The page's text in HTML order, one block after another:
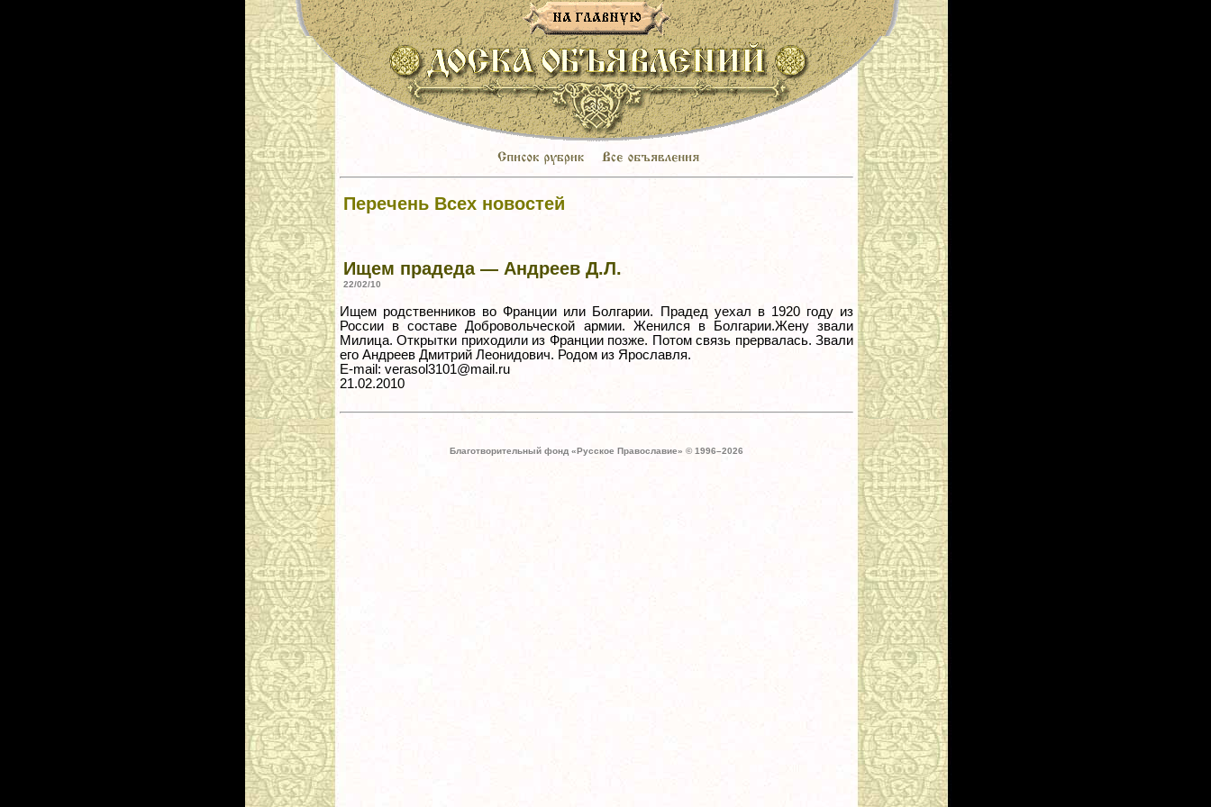
Перечень Всех новостей
Ищем прадеда — Андреев Д.Л.
22/02/10
Ищем родственников во Франции или Болгарии. Прадед уехал в 1920 году из
России в составе Добровольческой армии. Женился в Болгарии.Жену звали
Милица. Открытки приходили из Франции позже. Потом связь прервалась. Звали
его Андреев Дмитрий Леонидович. Родом из Ярославля.
E-mail: verasol3101@mail.ru
21.02.2010
Благотворительный фонд «Русское Православие» © 1996–2026